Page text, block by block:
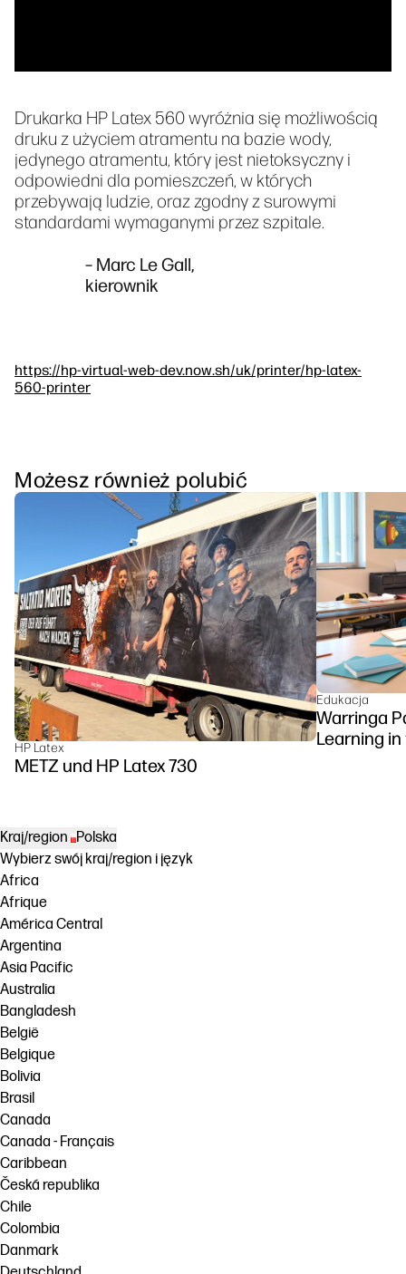
Drukarka HP Latex 560 wyróżnia się możliwością
druku z użyciem atramentu na bazie wody,
jedynego atramentu, który jest nietoksyczny i
odpowiedni dla pomieszczeń, w których
przebywają ludzie, oraz zgodny z surowymi
standardami wymaganymi przez szpitale.
– Marc Le Gall,
kierownik
https://hp-virtual-web-dev.now.sh/uk/printer/hp-latex-
560-printer
Możesz również polubić
HP Latex
METZ und HP Latex 730
Edukacja
Warringa
Learning
Kraj/region
Polska
Wybierz swój kraj/region i język
Africa
Afrique
América Central
Argentina
Asia Pacific
Australia
Bangladesh
België
Belgique
Bolivia
Brasil
Canada
Canada - Français
Caribbean
Česká republika
Chile
Colombia
Danmark